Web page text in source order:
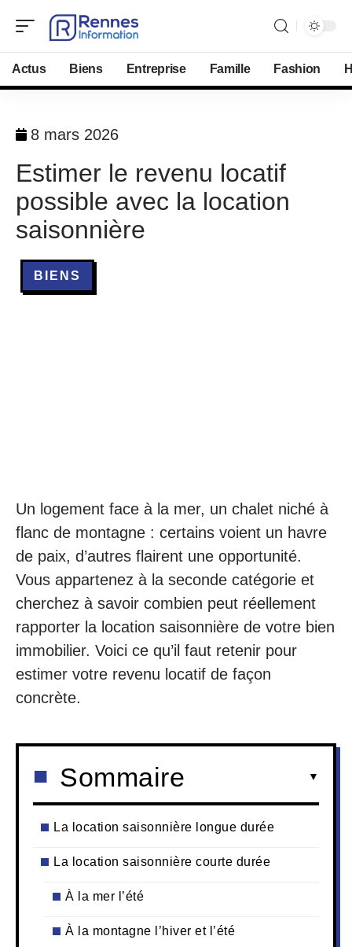
Actus Biens Entreprise Famille Fashion
8 mars 2026
Estimer le revenu locatif
possible avec la location
saisonnière
BIENS
Un logement face à la mer, un chalet niché à
flanc de montagne : certains voient un havre
de paix, d’autres flairent une opportunité.
Vous appartenez à la seconde catégorie et
cherchez à savoir combien peut réellement
rapporter la location saisonnière de votre bien
immobilier. Voici ce qu’il faut retenir pour
estimer votre revenu locatif de façon
concrète.
Sommaire
La location saisonnière longue durée
La location saisonnière courte durée
À la mer l’été
À la montagne l’hiver et l’été